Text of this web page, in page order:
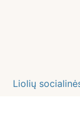
Liolių